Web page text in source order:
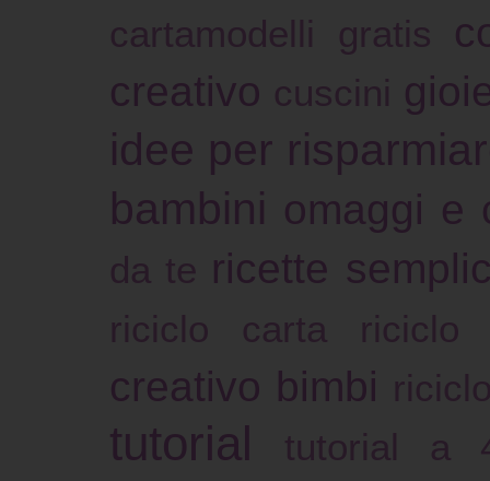
cartamodelli gratis
creativo cuscini
idee per
bambini omaggi e
da te ricette
riciclo carta riciclo
creativo bimbi
tutorial tutorial a